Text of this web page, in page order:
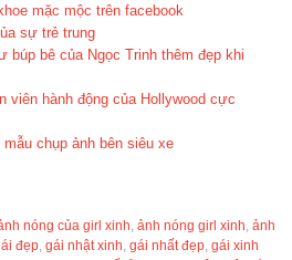
mặc mộc trên facebook
sự trẻ trung
búp bê của Ngọc Trinh thêm đẹp khi
viên hành động của Hollywood cực
chụp ảnh bên siêu xe
nóng của girl xinh, ảnh nóng girl xinh, ảnh
đẹp, gái nhật xinh, gái nhất đẹp, gái xinh